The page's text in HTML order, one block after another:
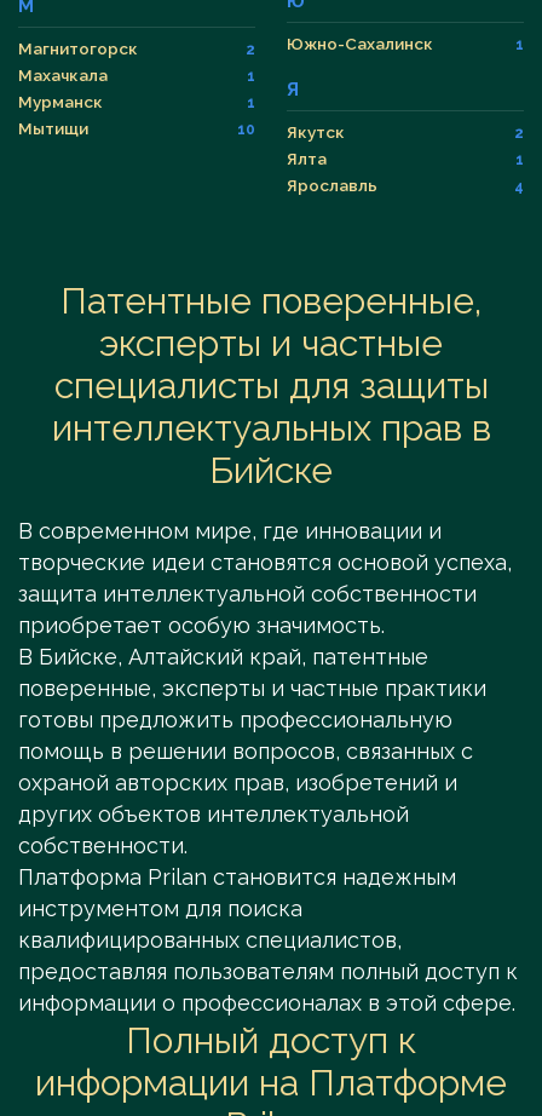
М
Магнитогорск 2
Махачкала 1
Мурманск 1
Мытищи 10
Южно-Сахалинск 1
Я
Якутск 2
Ялта 1
Ярославль 4
Патентные поверенные,
эксперты и частные
специалисты для защиты
интеллектуальных прав в
Бийске
В современном мире, где инновации и
творческие идеи становятся основой успеха,
защита интеллектуальной собственности
приобретает особую значимость.
В Бийске, Алтайский край, патентные
поверенные, эксперты и частные практики
готовы предложить профессиональную
помощь в решении вопросов, связанных с
охраной авторских прав, изобретений и
других объектов интеллектуальной
собственности.
Платформа Prilan становится надежным
инструментом для поиска
квалифицированных специалистов,
предоставляя пользователям полный доступ к
информации о профессионалах в этой сфере.
Полный доступ к
информации на Платформе